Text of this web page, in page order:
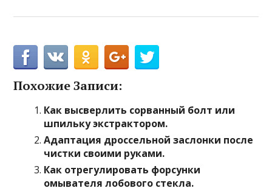
Похожие Записи:
Как высверлить сорванный болт или
шпильку экстрактором.
Адаптация дроссельной заслонки после
чистки своими руками.
Как отрегулировать форсунки
омывателя лобового стекла.